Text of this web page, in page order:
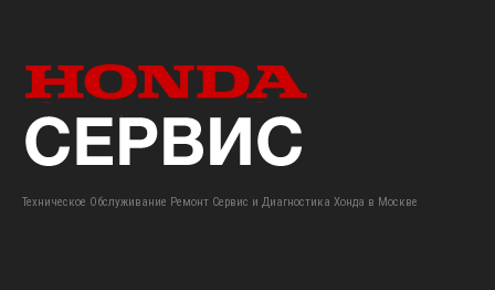
Техническое Обслуживание Ремонт Сервис и Диагностика Хонда в Москве